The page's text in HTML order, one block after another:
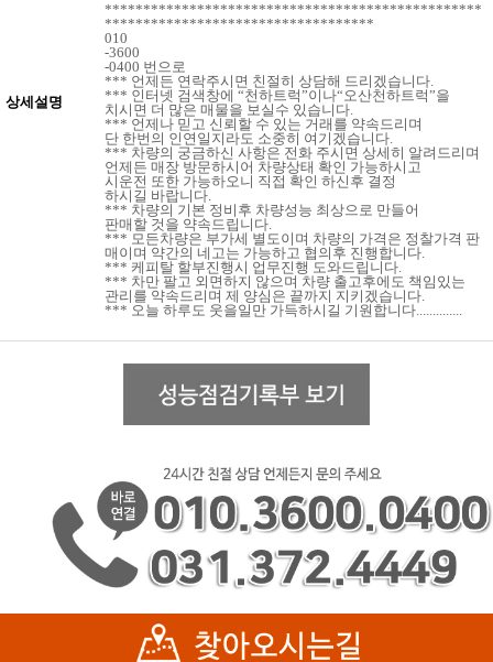
상세설명
*************************************************
***********************************
010
-3600
-0400 번으로
*** 언제든 연락주시면 친절히 상담해 드리겠습니다.
*** 인터넷 검색창에 “천하트럭”이나“오산천하트럭”을
치시면 더 많은 매물을 보실수 있습니다.
*** 언제나 믿고 신뢰할 수 있는 거래를 약속드리며
단 한번의 인연일지라도 소중히 여기겠습니다.
*** 차량의 궁금하신 사항은 전화 주시면 상세히 알려드리며
언제든 매장 방문하시어 차량상태 확인 가능하시고
시운전 또한 가능하오니 직접 확인 하신후 결정
하시길 바랍니다.
*** 차량의 기본 정비후 차량성능 최상으로 만들어
판매할 것을 약속드립니다.
*** 모든차량은 부가세 별도이며 차량의 가격은 정찰가격 판
매이며 약간의 네고는 가능하고 협의후 진행합니다.
*** 케피탈 할부진행시 업무진행 도와드립니다.
*** 차만 팔고 외면하지 않으며 차량 출고후에도 책임있는
관리를 약속드리며 제 양심은 끝까지 지키겠습니다.
*** 오늘 하루도 웃을일만 가득하시길 기원합니다..............